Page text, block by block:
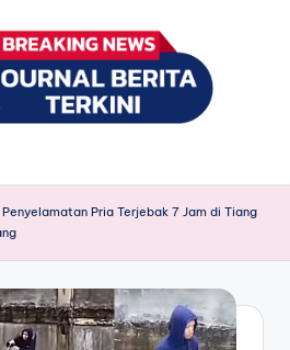
Pria Terjebak 7 Jam di Tiang